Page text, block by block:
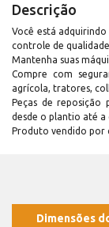
Descrição
Você está
controle de
Mantenha suas
Compre com
agrícola, tratores,
Peças de reposição
desde o plantio até a
Produto vendido por
Dimensões